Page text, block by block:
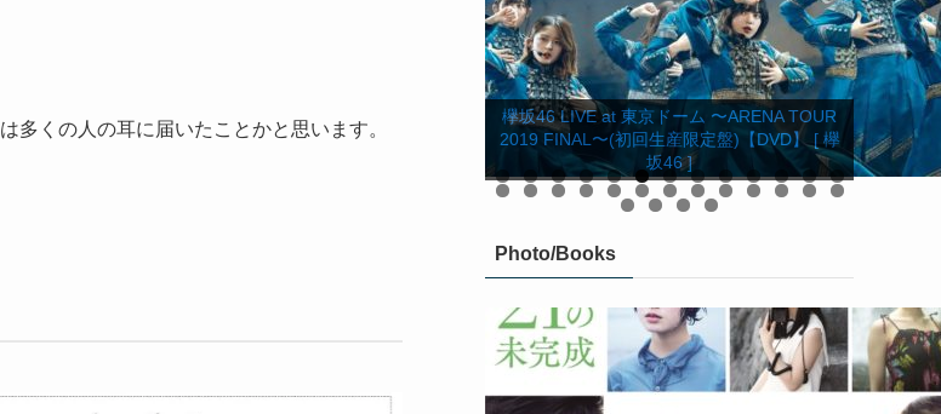
は多くの人の耳に届いたことかと思います。
欅共和国2019(初回生産限定盤)【Blu-ray】 [
欅坂46 ]
欅共和国2019(初回生産限定盤)【DVD】 [ 欅
坂46 ]
欅共和国2019 (通常盤)【Blu-ray】 [ 欅坂46 ]
欅共和国2019 (通常盤)【DVD】 [ 欅坂46 ]
欅坂46 LIVE at 東京ドーム 〜ARENA TOUR
2019 FINAL〜(初回生産限定盤)【Blu-ray】 [
欅坂46 ]
欅坂46 LIVE at 東京ドーム 〜ARENA TOUR
2019 FINAL〜(初回生産限定盤)【DVD】 [ 欅
坂46 ]
響 -HIBIKI- Blu-ray 豪華版【Blu-ray】 [ 平手
友梨奈 ]
響 -HIBIKI- DVD 豪華版 [ 平手友梨奈 ]
響 -HIBIKI- DVD 通常版 [ 平手友梨奈 ]
舞台「ザンビ」 Blu-ray BOX
舞台「ザンビ」 DVD-BOX
KEYABINGO!4 ひらがなけやきって何？ Blu-
ray BOX【Blu-ray】 [ けやき坂46 ]
KEYABINGO!4 ひらがなけやきって何？
DVD-BOX(初回生産限定) [ けやき坂46 ]
0
1 2 3
4 5 6 7 8 9 0 1 2 3 4 5 6
7 8 9 0
Photo/Books